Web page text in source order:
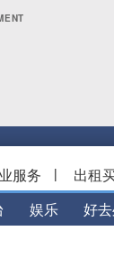
服务 | 出租
娱乐 好